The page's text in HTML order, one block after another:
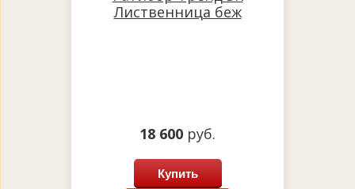
18 600 руб.
Купить